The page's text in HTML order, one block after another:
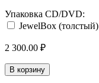
Упаковка CD/DVD:
JewelBox (толстый)
2 300.00 ₽
В корзину